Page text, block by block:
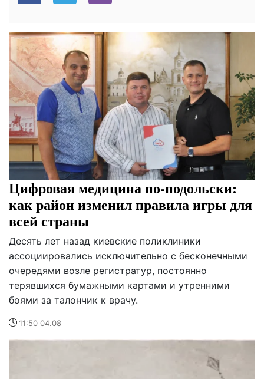
Цифровая медицина по-подольски:
как район изменил правила игры для
всей страны
Десять лет назад киевские поликлиники
ассоциировались исключительно с бесконечными
очередями возле регистратур, постоянно
терявшихся бумажными картами и утренними
боями за талончик к врачу.
11:50 04.08